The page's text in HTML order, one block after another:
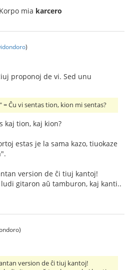
mia karcero
)
proponoj de vi. Sed unu
= Ĉu vi sentas tion, kion mi sentas?
kaj tion, kaj kion?
estas je la sama kazo, tiuokaze
version de ĉi tiuj kantoj!
gitaron aŭ tamburon, kaj kanti..
version de ĉi tiuj kantoj!